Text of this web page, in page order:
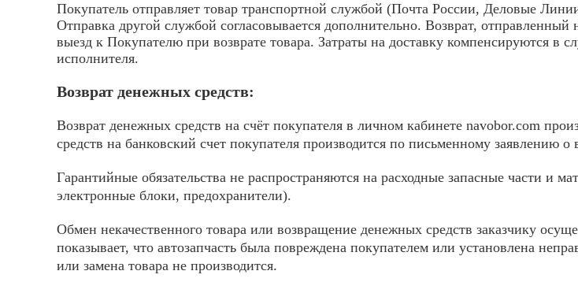
Покупатель отправляет товар транспортной службой (Почта России, Деловые
Отправка другой службой согласовывается дополнительно. Возврат,
выезд к Покупателю при возврате товара. Затраты на доставку компенсируются в
исполнителя.
Возврат денежных средств:
Возврат денежных средств на счёт покупателя в личном кабинете navobor.com
средств на банковский счет покупателя производится по письменному заявлению о
Гарантийные обязательства не распространяются на расходные запасные части и
электронные блоки, предохранители).
Обмен некачественного товара или возвращение денежных средств заказчику
показывает, что автозапчасть была повреждена покупателем или установлена
или замена товара не производится.